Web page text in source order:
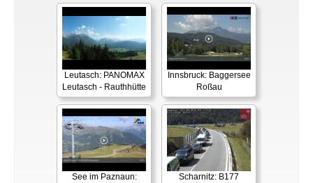
Leutasch: PANOMAX
Leutasch - Rauthhütte
Innsbruck: Baggersee
Roßau
See im Paznaun:
Scharnitz: B177